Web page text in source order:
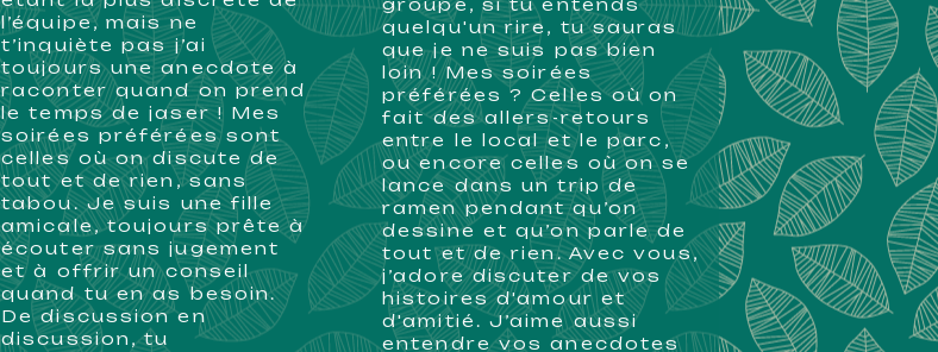
l’équipe, mais ne
t’inquiète pas j’ai
toujours une anecdote à
raconter quand on prend
le temps de jaser ! Mes
soirées préférées sont
celles où on discute de
tout et de rien, sans
tabou. Je suis une fille
amicale, toujours prête à
écouter sans jugement
et à offrir un conseil
quand tu en as besoin.
De discussion en
discussion, tu
groupe, si tu entends
quelqu'un rire, tu sauras
que je ne suis pas bien
loin ! Mes soirées
préférées ? Celles où on
fait des allers-retours
entre le local et le parc,
ou encore celles où on se
lance dans un trip de
ramen pendant qu’on
dessine et qu’on parle de
tout et de rien. Avec vous,
j’adore discuter de vos
histoires d'amour et
d'amitié. J’aime aussi
entendre vos anecdotes